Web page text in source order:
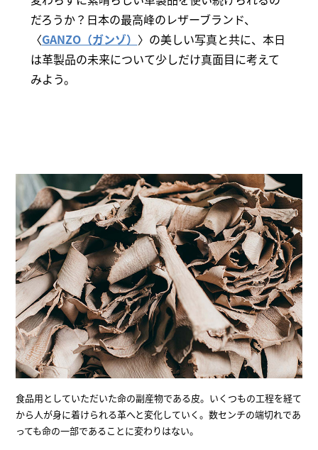
だろうか？日本の最高峰のレザーブランド、
〈GANZO（ガンゾ） 〉の美しい写真と共に、本日
は革製品の未来について少しだけ真面目に考えて
みよう。
食品用としていただいた命の副産物である皮。いくつもの工程を経て
から人が身に着けられる革へと変化していく。数センチの端切れであ
っても命の一部であることに変わりはない。